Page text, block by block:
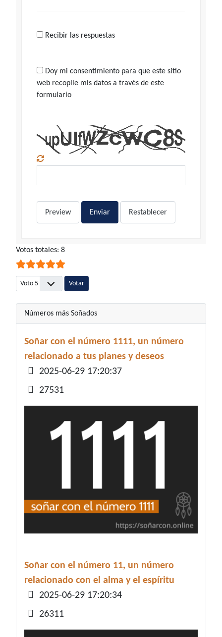
Recibir las respuestas
Doy mi consentimiento para que este sitio
web recopile mis datos a través de este
formulario
Preview Enviar Restablecer
Ratio:5/5
Votos totales: 8
Por favor, vote
Números más Soñados
Soñar con el número 1111, un número
relacionado a tus planes y deseos
Detalles
2025-06-29 17:20:37
27531
Soñar con el número 11, un número
relacionado con el alma y el espíritu
Detalles
2025-06-29 17:20:34
26311